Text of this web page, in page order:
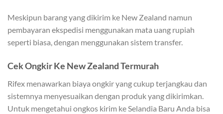
Meskipun barang yang dikirim ke New Zealand namun
pembayaran ekspedisi menggunakan mata uang rupiah
seperti biasa, dengan menggunakan sistem transfer.
Cek Ongkir Ke New Zealand Termurah
Rifex menawarkan biaya ongkir yang cukup terjangkau dan
sistemnya menyesuaikan dengan produk yang dikirimkan.
Untuk mengetahui ongkos kirim ke Selandia Baru Anda bisa